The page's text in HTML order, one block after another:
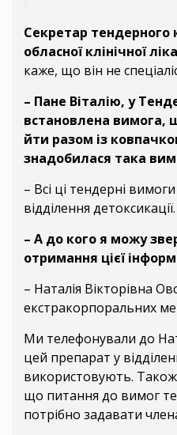
Секретар тендерного
обласної клінічної
каже, що він не
– Пане Віталію, у
встановлена вимога,
йти разом із
знадобилася така
– Всі ці тендерні вимоги
відділення детоксикації.
– А до кого я можу
отримання цієї
– Наталія Вікторівна
екстракорпоральних
Ми телефонували до
цей препарат у
використовують. Також
що питання до вимог
потрібно задавати